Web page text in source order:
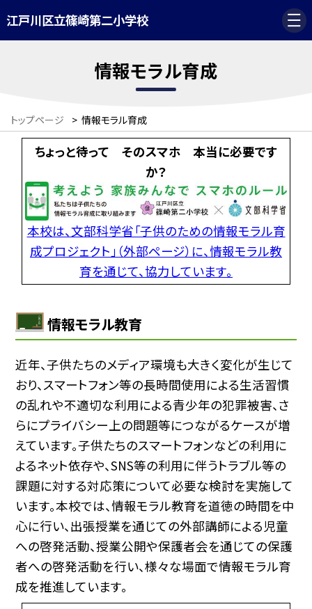
江戸川区立篠崎第二小学校
情報モラル育成
トップページ > 情報モラル育成
ちょっと待って そのスマホ 本当に必要です
か？
本校は、文部科学省「子供のための情報モラル育
成プロジェクト」（外部ページ）に、情報モラル教
育を通じて、協力しています。
情報モラル教育
近年、子供たちのメディア環境も大きく変化が生じて
おり、スマートフォン等の長時間使用による生活習慣
の乱れや不適切な利用による青少年の犯罪被害、さ
らにプライバシー上の問題等につながるケースが増
えています。子供たちのスマートフォンなどの利用に
よるネット依存や、SNS等の利用に伴うトラブル等の
課題に対する対応策について必要な検討を実施して
います。本校では、情報モラル教育を道徳の時間を中
心に行い、出張授業を通じての外部講師による児童
への啓発活動、授業公開や保護者会を通じての保護
者への啓発活動を行い、様々な場面で情報モラル育
成を推進しています。